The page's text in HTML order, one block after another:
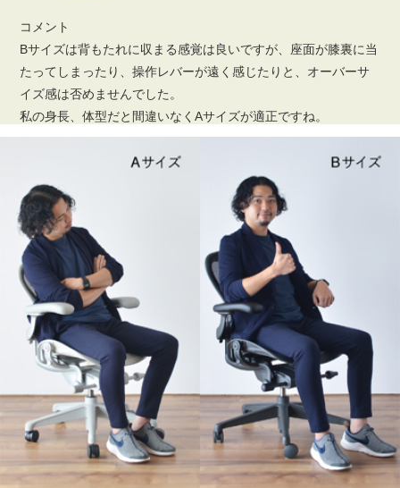
コメント
Bサイズは背もたれに収まる感覚は良いですが、座面が膝裏に当
たってしまったり、操作レバーが遠く感じたりと、オーバーサ
イズ感は否めませんでした。
私の身長、体型だと間違いなくAサイズが適正ですね。